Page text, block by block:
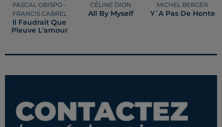
PASCAL OBISPO -
FRANCIS CABREL
Il Faudrait Que
Pleuve L'amour
CÉLINE DION
All By Myself
MICHEL BERGER
Y´a Pas De Honte